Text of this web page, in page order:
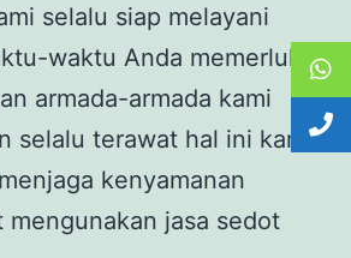
selalu siap melayani
waktu Anda memerlukan
armada-armada kami
selalu terawat hal ini kami
kenyamanan
mengunakan jasa sedot